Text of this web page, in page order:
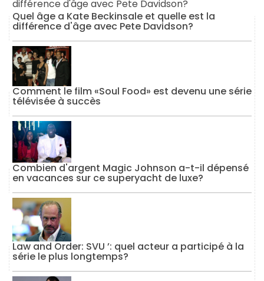
Quel âge a Kate Beckinsale et quelle est la
différence d'âge avec Pete Davidson?
Comment le film «Soul Food» est devenu une série
télévisée à succès
Combien d'argent Magic Johnson a-t-il dépensé
en vacances sur ce superyacht de luxe?
Law and Order: SVU ’: quel acteur a participé à la
série le plus longtemps?